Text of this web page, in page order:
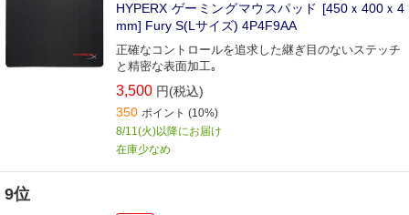
HYPERX ゲーミングマウスパッド [450ｘ400ｘ4
mm] Fury S(Lサイズ) 4P4F9AA
正確なコントロールを追求した継ぎ目のないステッチ
と精密な表面加工｡
3,500 円(税込)
350 ポイント (10%)
8/11(火)以降にお届け
在庫少なめ
9位